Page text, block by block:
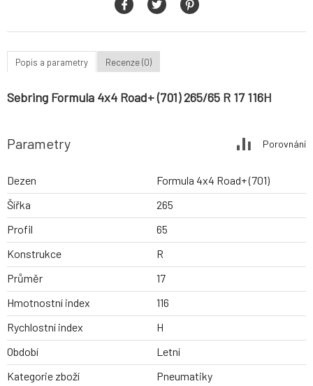
Popis a parametry Recenze (0)
Sebring Formula 4x4 Road+ (701) 265/65 R 17 116H
Parametry Porovnání
Dezen
Formula 4x4 Road+ (701)
Šířka
265
Profil
65
Konstrukce
R
Průměr
17
Hmotnostní index
116
Rychlostní index
H
Období
Letní
Kategorie zboží
Pneumatiky